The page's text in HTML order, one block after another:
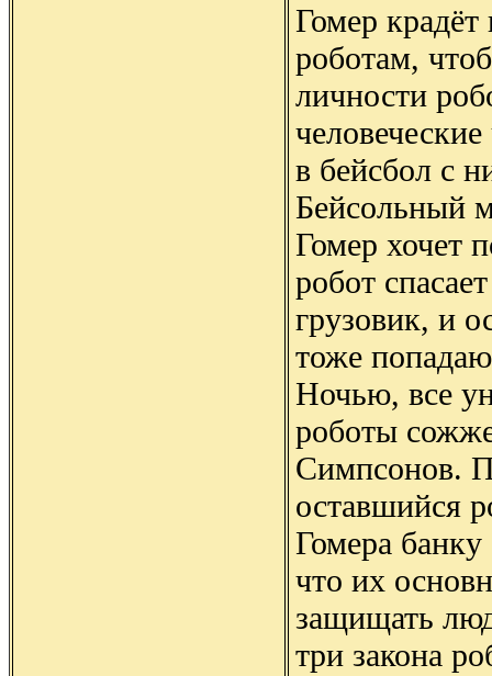
Гомер
роботам,
личности
в бейсбол с
Бейсольный
Гомер хочет
робот
грузовик, и
тоже
Ночью, все
роботы
Симпсонов.
оставшийся
Гомера
что их
защищать
три закона